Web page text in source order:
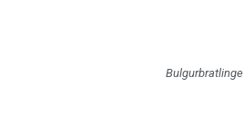
Bulgurbratlinge